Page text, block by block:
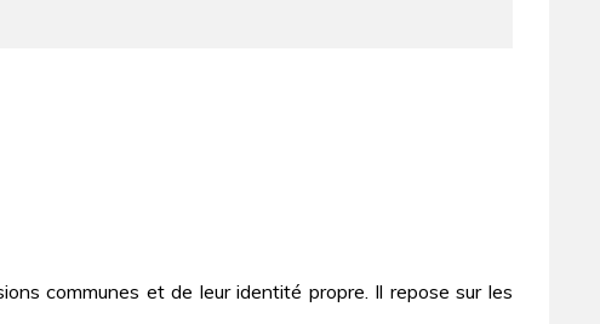
communes et de leur identité propre. Il repose sur les